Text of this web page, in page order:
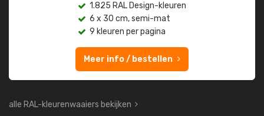
1.825 RAL Design-kleuren
6 x 30 cm, semi-mat
9 kleuren per pagina
Meer info / bestellen
alle RAL-kleurenwaaiers bekijken